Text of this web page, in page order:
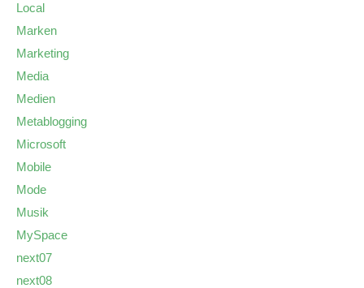
Local
Marken
Marketing
Media
Medien
Metablogging
Microsoft
Mobile
Mode
Musik
MySpace
next07
next08